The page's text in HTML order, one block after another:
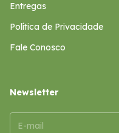
Entregas
Política de Privacidade
Fale Conosco
Newsletter